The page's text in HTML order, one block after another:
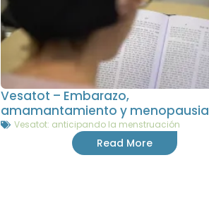
Vesatot – Embarazo,
amamantamiento y menopausia
Vesatot: anticipando la menstruación
Read More